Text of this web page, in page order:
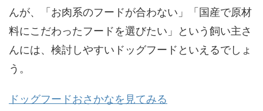
んが、「お肉系のフードが合わない」「国産で原材
料にこだわったフードを選びたい」という飼い主さ
んには、検討しやすいドッグフードといえるでしょ
う。
ドッグフードおさかなを見てみる